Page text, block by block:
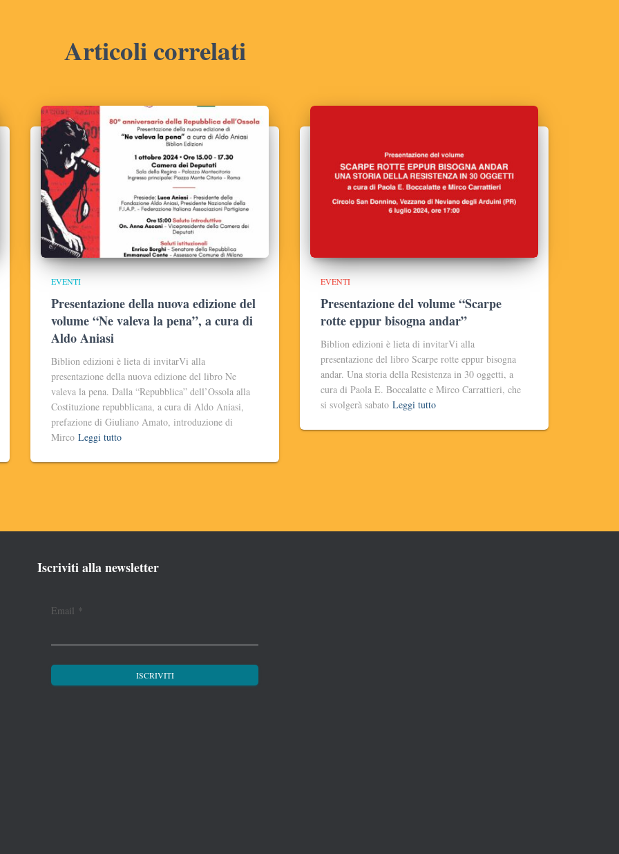
Articoli correlati
EVENTI
Presentazione della nuova edizione del
volume “Ne valeva la pena”, a cura di
Aldo Aniasi
Biblion edizioni è lieta di invitarVi alla
presentazione della nuova edizione del libro Ne
valeva la pena. Dalla “Repubblica” dell’Ossola alla
Costituzione repubblicana, a cura di Aldo Aniasi,
prefazione di Giuliano Amato, introduzione di
Mirco Leggi tutto
EVENTI
Presentazione del volume “Scarpe
rotte eppur bisogna andar”
Biblion edizioni è lieta di invitarVi alla
presentazione del libro Scarpe rotte eppur bisogna
andar. Una storia della Resistenza in 30 oggetti, a
cura di Paola E. Boccalatte e Mirco Carrattieri, che
si svolgerà sabato Leggi tutto
Iscriviti alla newsletter
Email *